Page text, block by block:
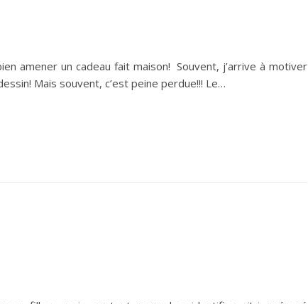
amener un cadeau fait maison! Souvent, j’arrive à motiver
Mais souvent, c’est peine perdue!!! Le…